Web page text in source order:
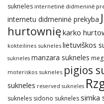
sukneles internetinė didmeninė
internetu didmeninė prekyba
hurtowniękarko
kokteilines sukneles lietuviškos
sukneles manzara sukneles
moteriskos sukneles pigios
sukneles reserved sukneles
sukneles sidono suknelessimka